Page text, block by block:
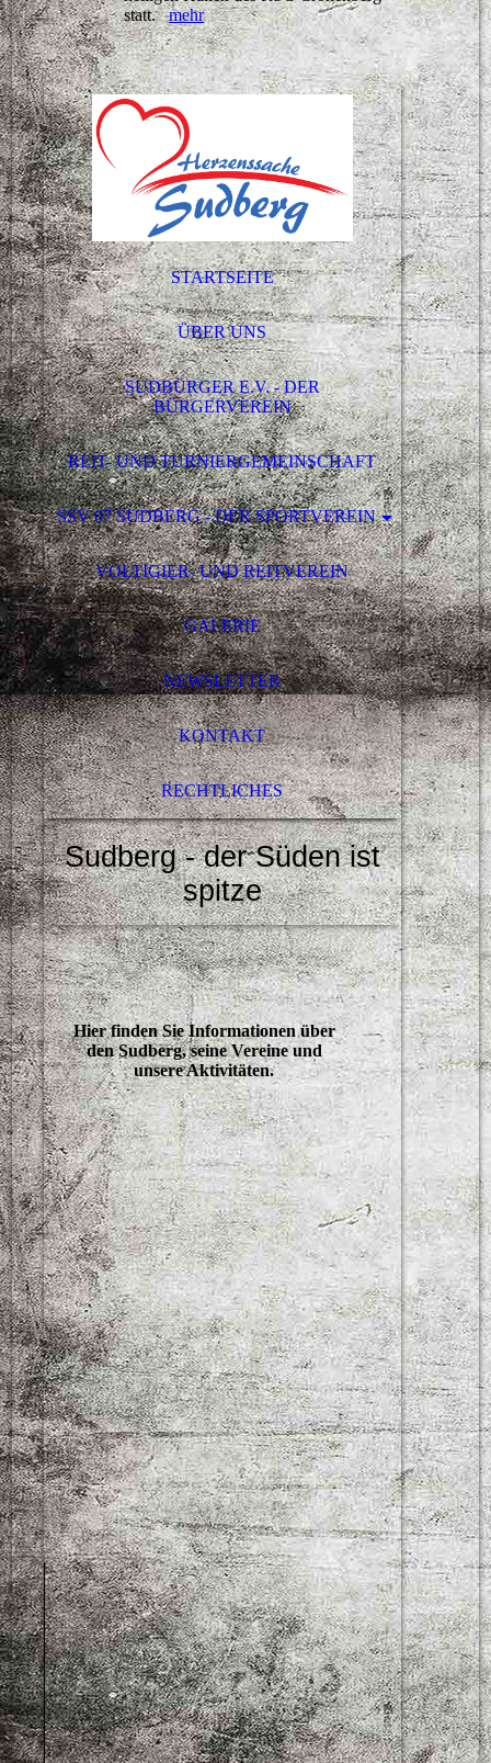
statt.mehr
STARTSEITE
ÜBER UNS
SUDBÜRGER E.V. - DER
BÜRGERVEREIN
REIT- UND TURNIERGEMEINSCHAFT
SSV 07 SUDBERG - DER SPORTVEREIN
VOLTIGIER- UND REITVEREIN
GALERIE
NEWSLETTER
KONTAKT
RECHTLICHES
Sudberg - der Süden ist
spitze
Hier finden Sie Informationen über
den Sudberg, seine Vereine und
unsere Aktivitäten.